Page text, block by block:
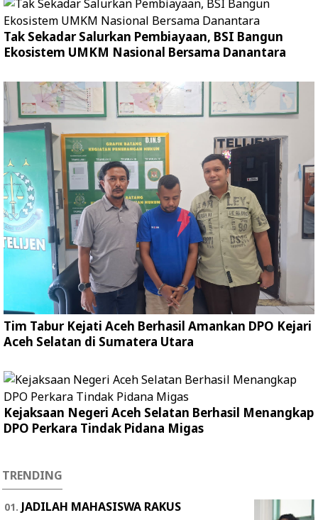
Tak Sekadar Salurkan Pembiayaan, BSI Bangun
Ekosistem UMKM Nasional Bersama Danantara
Tim Tabur Kejati Aceh Berhasil Amankan DPO Kejari
Aceh Selatan di Sumatera Utara
Kejaksaan Negeri Aceh Selatan Berhasil Menangkap
DPO Perkara Tindak Pidana Migas
TRENDING
JADILAH MAHASISWA RAKUS